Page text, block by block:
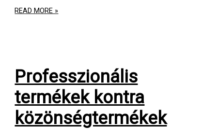
OTTHONI
READ MORE »
Professzionális
termékek kontra
közönségtermékek